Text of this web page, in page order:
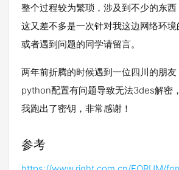
整个过程较为繁琐，涉及到不少的东
这又差不多是一次针对我这边网络环
或者遇到问题的同学请留言。
两年前折腾的时候遇到一位四川的朋友
python配置有问题导致无法3des解密
我跑出了密钥，非常感谢！
参考